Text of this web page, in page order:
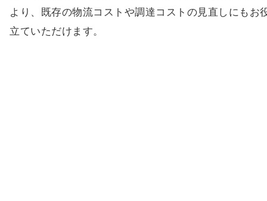
より、既存の物流コストや調達コストの見直しにもお
立ていただけます。